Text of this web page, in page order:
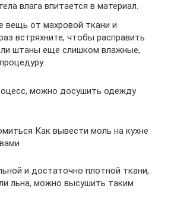
влага впитается в материал.
вещь от махровой ткани и
встряхните, чтобы расправить
штаны еще слишком влажные,
можно досушить одежду
Как вывести моль на кухне
и достаточно плотной ткани,
льна, можно высушить таким